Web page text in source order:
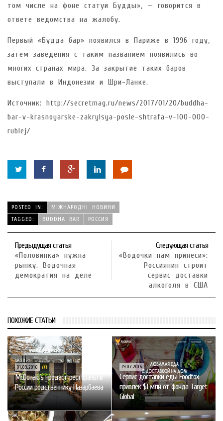
том числе на фоне статуи Будды», — говорится в
ответе ведомства на жалобу.
Первый «Будда бар» появился в Париже в 1996 году,
затем заведения с таким названием появились во
многих странах мира. За закрытие таких баров
выступали в Индонезии и Шри-Ланке.
Источник: http://secretmag.ru/news/2017/01/20/buddha-
bar-v-krasnoyarske-zakrylsya-posle-shtrafa-v-100-000-
rublej/
POSTED IN:
МІЖНАРОДНІ НОВИНИ
TAGGED:
BUDDHA BAR РОССИЯ
Предыдущая статья
«Половинка» нужна
рынку. Водочная
демократия на деле
Следующая статья
«Водочки нам принеси»:
Россиянин строит
сервис доставки
алкоголя в США
ПОХОЖИЕ СТАТЬИ
01.09.2016
McDonald’s продаст рестораны в
России родственнику Назарбаева
19.07.2016
Сервис доставки еды Foodfox
привлек $1 млн от фонда Target
Global